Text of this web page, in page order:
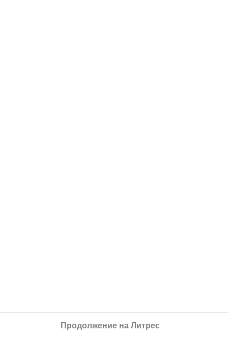
Продолжение на Литрес